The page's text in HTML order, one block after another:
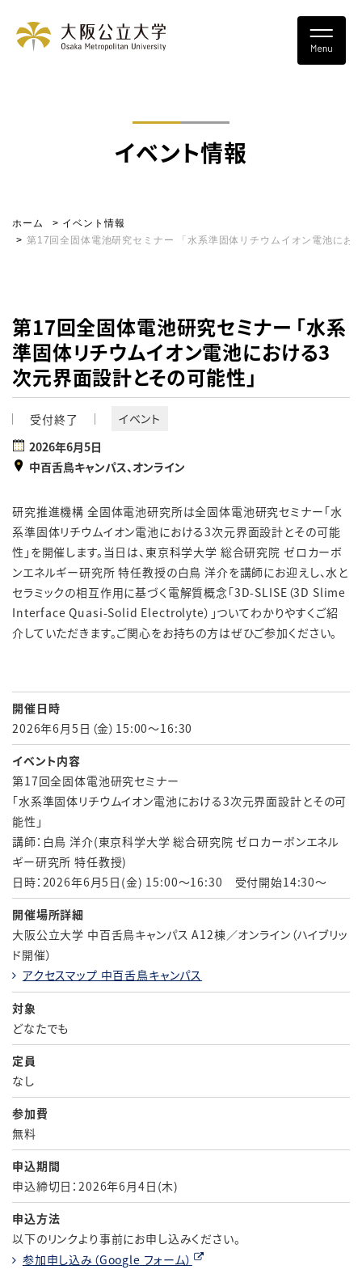
イベント情報
ホーム
イベント情報
第17回全固体電池研究セミナー 「水系準固体リチウムイオン電池にお
第17回全固体電池研究セミナー 「水系
準固体リチウムイオン電池における3
次元界面設計とその可能性」
受付終了
イベント
2026年6月5日
中百舌鳥キャンパス、オンライン
研究推進機構 全固体電池研究所は全固体電池研究セミナー「水
系準固体リチウムイオン電池における3次元界面設計とその可能
性」を開催します。当日は、東京科学大学 総合研究院 ゼロカーボ
ンエネルギー研究所 特任教授の白鳥 洋介を講師にお迎えし、水と
セラミックの相互作用に基づく電解質概念「3D-SLISE（3D Slime
Interface Quasi-Solid Electrolyte）」ついてわかりやすくご紹
介していただきます。ご関心をお持ちの方はぜひご参加ください。
開催日時
2026年6月5日（金）15:00～16:30
イベント内容
第17回全固体電池研究セミナー
「水系準固体リチウムイオン電池における3次元界面設計とその可
能性」
講師：白鳥 洋介(東京科学大学 総合研究院 ゼロカーボンエネル
ギー研究所 特任教授)
日時：2026年6月5日(金) 15:00～16:30 受付開始14:30～
開催場所詳細
大阪公立大学 中百舌鳥キャンパス A12棟／オンライン（ハイブリッ
ド開催）
アクセスマップ 中百舌鳥キャンパス
対象
どなたでも
定員
なし
参加費
無料
申込期間
申込締切日：2026年6月4日(木)
申込方法
以下のリンクより事前にお申し込みください。
参加申し込み（Google フォーム）